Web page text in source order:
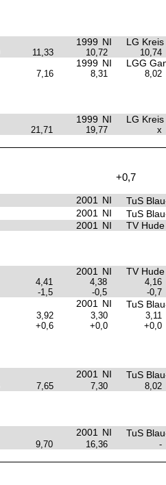
1999 NI LG
11,33 10,72 10,74
1999 NI LGG
7,16 8,31 8,02
1999 NI LG
21,71 19,77 x
+0,7
2001 NI
TuS
2001 NI
TuS
2001 NI TV Hude
2001 NI TV Hude
4,41 4,38
4,16
-1,5 -0,5 -0,7
2001 NI TuS
3,92 3,30
3,11
+0,6 +0,0 +0,0
2001 NI TuS
7,65 7,30 8,02
2001 NI TuS
9,70 16,36 -